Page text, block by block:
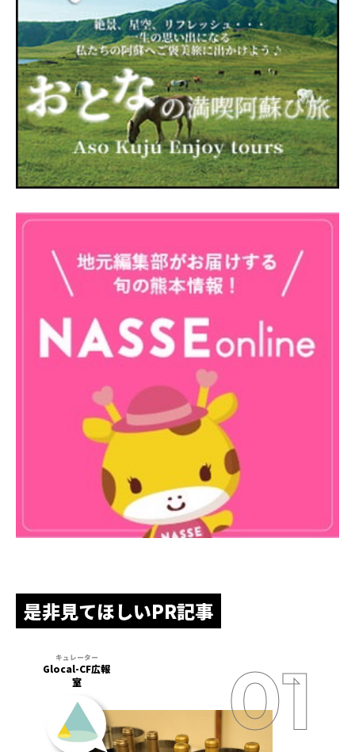
是非見てほしいPR記事
Glocal-CF広報
室